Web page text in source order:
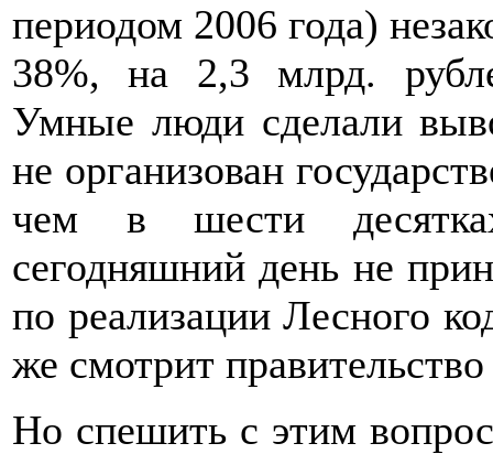
периодом 2006 года)
38%, на 2,3 млрд.
Умные люди сделали
не организован
чем в шести
сегодняшний день не
по реализации Лесного
же смотрит
Но спешить с этим